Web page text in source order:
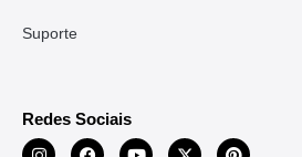
Suporte
Redes Sociais